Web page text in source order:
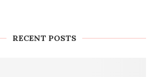
RECENT POSTS